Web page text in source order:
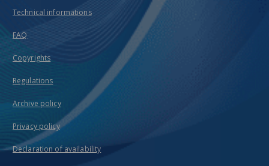
Technical informations
FAQ
Copyrights
Regulations
Archive policy
Privacy policy
Declaration of availability